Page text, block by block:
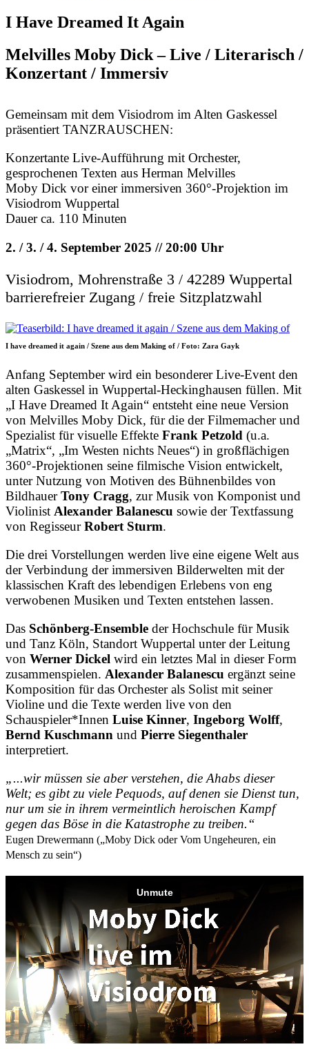
I Have Dreamed It Again
Melvilles Moby Dick – Live / Literarisch /
Konzertant / Immersiv
Gemeinsam mit dem Visiodrom im Alten Gaskessel
präsentiert TANZRAUSCHEN:
Konzertante Live-Aufführung mit Orchester,
gesprochenen Texten aus Herman Melvilles
Moby Dick vor einer immersiven 360°-Projektion im
Visiodrom Wuppertal
Dauer ca. 110 Minuten
2. / 3. / 4. September 2025 // 20:00 Uhr
Visiodrom, Mohrenstraße 3 / 42289 Wuppertal
barrierefreier Zugang / freie Sitzplatzwahl
I have dreamed it again / Szene aus dem Making of / Foto: Zara Gayk
Anfang September wird ein besonderer Live-Event den
alten Gaskessel in Wuppertal-Heckinghausen füllen. Mit
„I Have Dreamed It Again“ entsteht eine neue Version
von Melvilles Moby Dick, für die der Filmemacher und
Spezialist für visuelle Effekte Frank Petzold (u.a.
„Matrix“, „Im Westen nichts Neues“) in großflächigen
360°-Projektionen seine filmische Vision entwickelt,
unter Nutzung von Motiven des Bühnenbildes von
BildhauerTony Cragg, zur Musik von Komponist und
Violinist Alexander Balanescu sowie der Textfassung
von RegisseurRobert Sturm.
Die drei Vorstellungen werden live eine eigene Welt aus
der Verbindung der immersiven Bilderwelten mit der
klassischen Kraft des lebendigen Erlebens von eng
verwobenen Musiken und Texten entstehen lassen.
Das Schönberg-Ensemble der Hochschule für Musik
und Tanz Köln, Standort Wuppertal unter der Leitung
von Werner Dickel wird ein letztes Mal in dieser Form
zusammenspielen. Alexander Balanescu ergänzt seine
Komposition für das Orchester als Solist mit seiner
Violine und die Texte werden live von den
Schauspieler*Innen Luise Kinner, Ingeborg Wolff,
Bernd Kuschmann und Pierre Siegenthaler
interpretiert.
„...wir müssen sie aber verstehen, die Ahabs dieser
Welt; es gibt zu viele Pequods, auf denen sie Dienst tun,
nur um sie in ihrem vermeintlich heroischen Kampf
gegen das Böse in die Katastrophe zu treiben.“
Eugen Drewermann („Moby Dick oder Vom Ungeheuren, ein
Mensch zu sein“)